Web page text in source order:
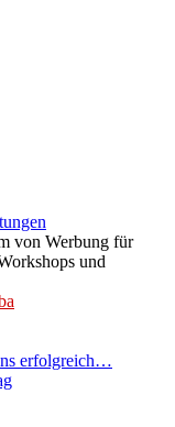
von Werbung für
und
erfolgreich…